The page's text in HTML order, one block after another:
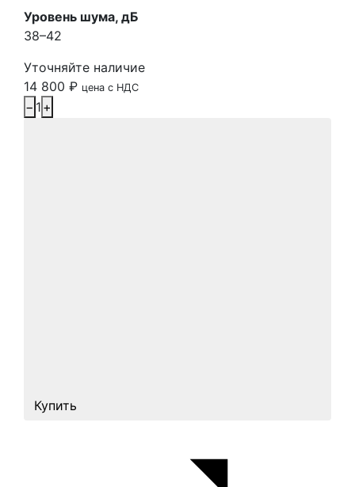
Уровень шума, дБ
38–42
Уточняйте наличие
14 800 ₽ цена с НДС
− 1 +
Купить